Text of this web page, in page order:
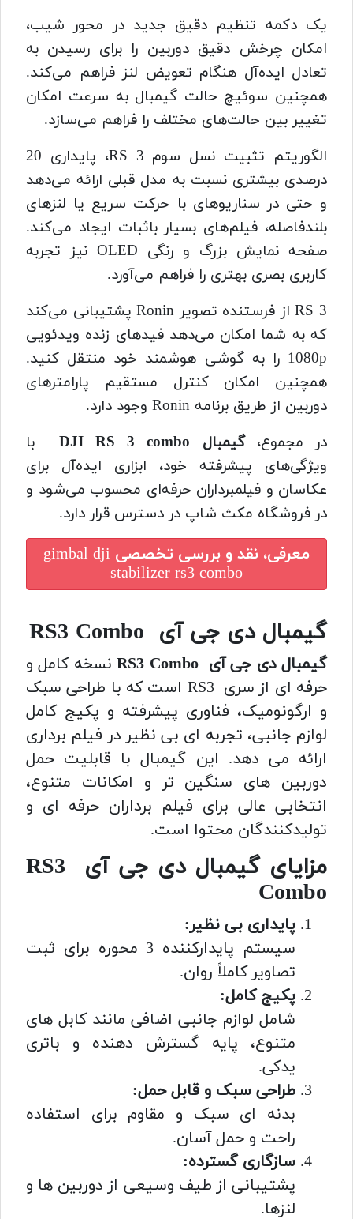
یک دکمه تنظیم دقیق جدید در محور شیب،
امکان چرخش دقیق دوربین را برای رسیدن به
تعادل ایده‌آل هنگام تعویض لنز فراهم می‌کند.
همچنین سوئیچ حالت گیمبال به سرعت امکان
تغییر بین حالت‌های مختلف را فراهم می‌سازد.
الگوریتم تثبیت نسل سوم RS 3، پایداری 20
درصدی بیشتری نسبت به مدل قبلی ارائه می‌دهد
و حتی در سناریوهای با حرکت سریع یا لنزهای
بلندفاصله، فیلم‌های بسیار باثبات ایجاد می‌کند.
صفحه نمایش بزرگ و رنگی OLED نیز تجربه
کاربری بصری بهتری را فراهم می‌آورد.
RS 3 از فرستنده تصویر Ronin پشتیبانی می‌کند
که به شما امکان می‌دهد فیدهای زنده ویدئویی
1080p را به گوشی هوشمند خود منتقل کنید.
همچنین امکان کنترل مستقیم پارامترهای
دوربین از طریق برنامه Ronin وجود دارد.
در مجموع،گیمبال DJI RS 3 combo
با
ویژگی‌های پیشرفته خود، ابزاری ایده‌آل برای
عکاسان و فیلمبرداران حرفه‌ای محسوب می‌شود و
در فروشگاه مکث شاپ در دسترس قرار دارد.
معرفی، نقد و بررسی تخصصی gimbal dji
stabilizer rs3 combo
گیمبال دی جی آی RS3 Combo
گیمبال دی جی آی RS3 Combo
نسخه کامل و
حرفه ای از سری RS3 است که با طراحی سبک
و ارگونومیک، فناوری پیشرفته و پکیج کامل
لوازم جانبی، تجربه ای بی نظیر در فیلم برداری
ارائه می دهد. این گیمبال با قابلیت حمل
دوربین های سنگین تر و امکانات متنوع،
انتخابی عالی برای فیلم برداران حرفه ای و
تولیدکنندگان محتوا است.
مزایای گیمبال دی جی آی RS3
Combo
پایداری بی نظیر:
سیستم پایدارکننده 3 محوره برای ثبت
تصاویر کاملاً روان.
پکیج کامل:
شامل لوازم جانبی اضافی مانند کابل های
متنوع، پایه گسترش دهنده و باتری
یدکی.
طراحی سبک و قابل حمل:
بدنه ای سبک و مقاوم برای استفاده
راحت و حمل آسان.
سازگاری گسترده:
پشتیبانی از طیف وسیعی از دوربین ها و
لنزها.